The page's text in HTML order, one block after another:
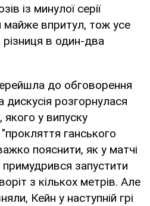
із минулої серії
майже впритул, тож усе
різниця в один-два
до обговорення
дискусія розгорнулася
якого у випуску
ганського
пояснити, як у матчі
запустити
з кількох метрів. Але
Кейн у наступній грі